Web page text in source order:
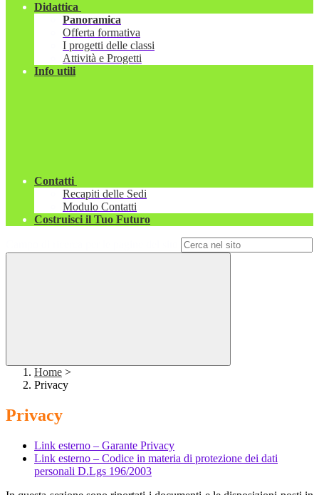
Didattica
Panoramica
Offerta formativa
I progetti delle classi
Attività e Progetti
Info utili
Contatti
Recapiti delle Sedi
Modulo Contatti
Costruisci il Tuo Futuro
Home >
Privacy
Privacy
Link esterno – Garante Privacy
Link esterno – Codice in materia di protezione dei dati
personali D.Lgs 196/2003